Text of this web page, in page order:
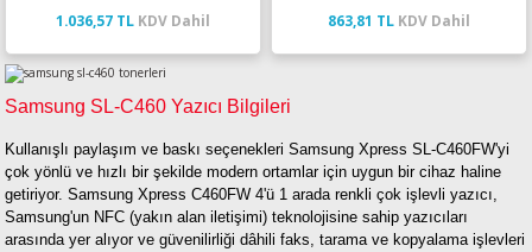
1.036,57 TL KDV Dahil 863,81 TL KDV Dahil
Samsung SL-C460 Yazıcı Bilgileri
Kullanışlı paylaşım ve baskı seçenekleri Samsung Xpress SL-C460FW'yi
çok yönlü ve hızlı bir şekilde modern ortamlar için uygun bir cihaz haline
getiriyor. Samsung Xpress C460FW 4'ü 1 arada renkli çok işlevli yazıcı,
Samsung'un NFC (yakın alan iletişimi) teknolojisine sahip yazıcıları
arasında yer alıyor ve güvenilirliği dâhili faks, tarama ve kopyalama işlevleri